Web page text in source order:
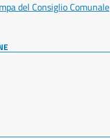
del Consiglio Comunale